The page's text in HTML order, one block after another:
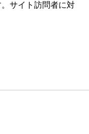
サイト訪問者に対